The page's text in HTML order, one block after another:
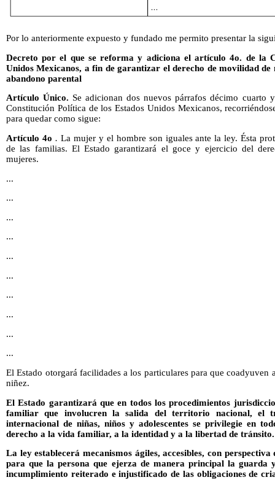
Por lo anteriormente expuesto y fundado me permito presentar la
Decreto por el que se reforma y adiciona el artículo 4o. de la
Unidos Mexicanos, a fin de garantizar el derecho de movilidad de
abandono parental
Artículo Único. Se adicionan dos nuevos párrafos décimo
Constitución Política de los Estados Unidos Mexicanos,
para quedar como sigue:
Artículo 4o . La mujer y el hombre son iguales ante la ley. Ésta
de las familias. El Estado garantizará el goce y ejercicio del
mujeres.
...
...
...
...
...
...
...
...
...
...
El Estado otorgará facilidades a los particulares para que
niñez.
El Estado garantizará que en todos los procedimientos
familiar que involucren la salida del territorio nacional, el
internacional de niñas, niños y adolescentes se privilegie en
derecho a la vida familiar, a la identidad y a la libertad de tránsito.
La ley establecerá mecanismos ágiles, accesibles, con
para que la persona que ejerza de manera principal la guarda
incumplimiento reiterado e injustificado de las obligaciones de